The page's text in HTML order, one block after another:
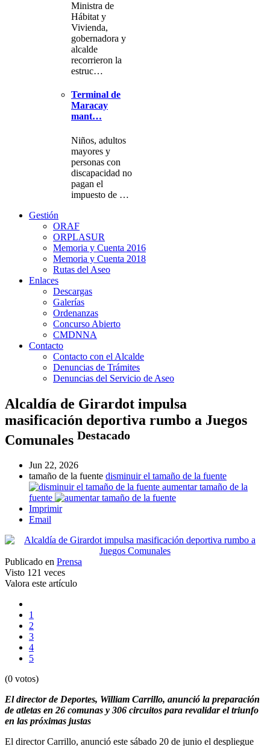
Ministra de
Hábitat y
Vivienda,
gobernadora y
alcalde
recorrieron la
estruc…
Terminal de
Maracay
mant…
Niños, adultos
mayores y
personas con
discapacidad no
pagan el
impuesto de …
Gestión
ORAF
ORPLASUR
Memoria y Cuenta 2016
Memoria y Cuenta 2018
Rutas del Aseo
Enlaces
Descargas
Galerías
Ordenanzas
Concurso Abierto
CMDNNA
Contacto
Contacto con el Alcalde
Denuncias de Trámites
Denuncias del Servicio de Aseo
Alcaldía de Girardot impulsa
masificación deportiva rumbo a Juegos
Comunales Destacado
Jun 22, 2026
tamaño de la fuente disminuir el tamaño de la fuente
aumentar tamaño de la
fuente
Imprimir
Email
Publicado en Prensa
Visto 121 veces
Valora este artículo
1
2
3
4
5
(0 votos)
El director de Deportes, William Carrillo, anunció la preparación
de atletas en 26 comunas y 306 circuitos para revalidar el triunfo
en las próximas justas
El director Carrillo, anunció este sábado 20 de junio el despliegue